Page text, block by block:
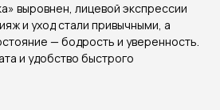
выровнен, лицевой экспрессии
и уход стали привычными, а
— бодрость и уверенность.
и удобство быстрого